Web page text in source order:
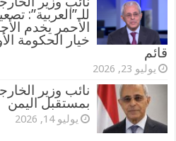
للـ”العربية”:
الأحمر يخدم
خيار الحكومة
قائم
يوليو 23, 2026
نائب وزير
بمستقبل اليمن
يوليو 14, 2026